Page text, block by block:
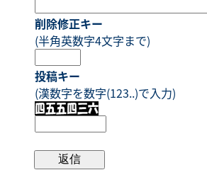
削除修正キー
(半角英数字4文字まで)
投稿キー
(漢数字を数字(123..)で入力)